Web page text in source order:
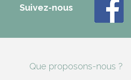
Suivez-nous
Que proposons-nous ?